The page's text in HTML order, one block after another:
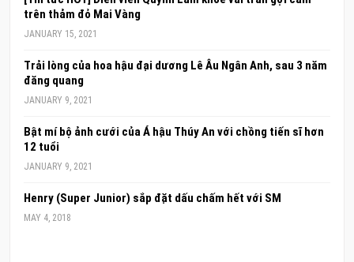
trên thảm đỏ Mai Vàng
JANUARY 15, 2021
Trải lòng của hoa hậu đại dương Lê Âu Ngân Anh, sau 3 năm
đăng quang
JANUARY 9, 2021
Bật mí bộ ảnh cưới của Á hậu Thúy An với chồng tiến sĩ hơn
12 tuổi
JANUARY 9, 2021
Henry (Super Junior) sắp đặt dấu chấm hết với SM
MAY 4, 2018